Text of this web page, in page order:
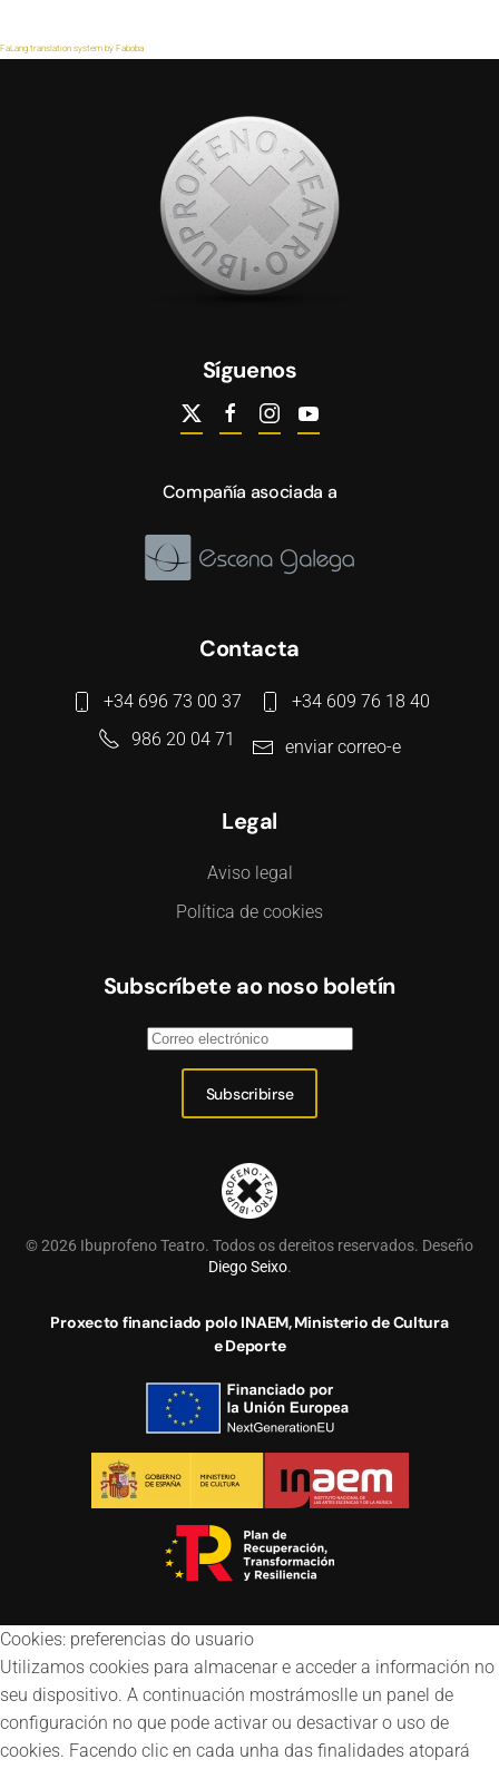
FaLang translation system by Faboba
Síguenos
Compañía asociada a
Contacta
+34 696 73 00 37
+34 609 76 18 40
986 20 04 71
enviar correo-e
Legal
Aviso legal
Política de cookies
Subscríbete ao noso boletín
Subscribirse
©2026 Ibuprofeno Teatro. Todos os dereitos reservados. Deseño
Diego Seixo.
Proxecto financiado polo INAEM, Ministerio de Cultura
e Deporte
Cookies: preferencias do usuario
Utilizamos cookies para almacenar e acceder a información no
seu dispositivo. A continuación mostrámoslle un panel de
configuración no que pode activar ou desactivar o uso de
cookies. Facendo clic en cada unha das finalidades atopará